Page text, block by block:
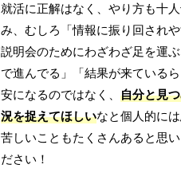
就活に正解はなく、やり方も十
み、むしろ「情報に振り回され
説明会のためにわざわざ足を運
で進んでる」「結果が来ている
安になるのではなく、 自分と見
況を捉えてほしいなと個人的には
苦しいこともたくさんあると思
ださい！